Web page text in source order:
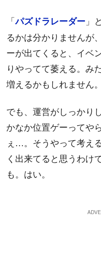
「パズドラレーダー 」
るかは分かりませんが
ーが出てくると、イベ
りやってて萎える。み
増えるかもしれません。
でも、運営がしっかり
かなか位置ゲーってや
ぇ…。そうやって考え
く出来てると思うわけ
も。はい。